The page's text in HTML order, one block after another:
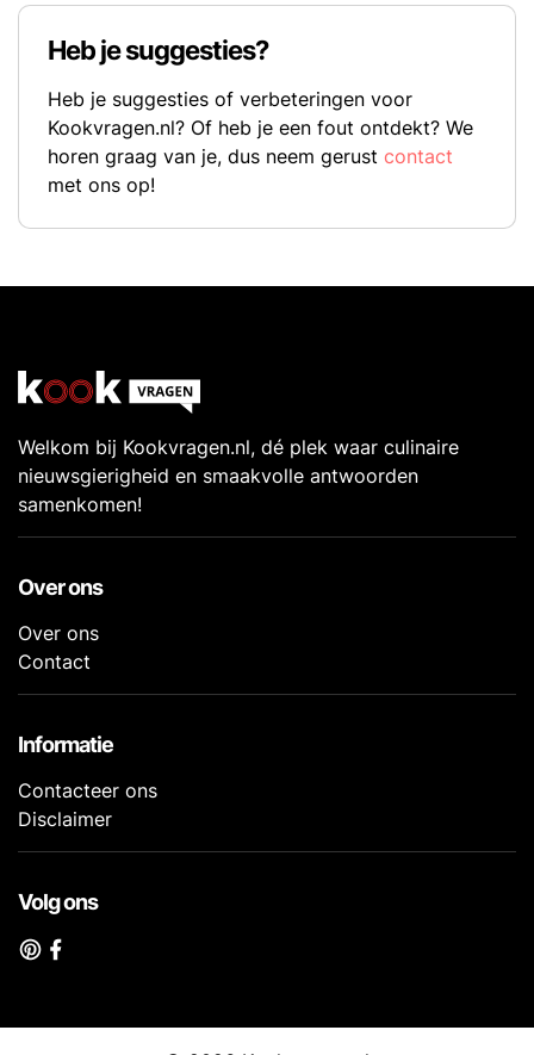
Heb je suggesties?
Heb je suggesties of verbeteringen voor
Kookvragen.nl? Of heb je een fout ontdekt? We
horen graag van je, dus neem gerust contact
met ons op!
Welkom bij Kookvragen.nl, dé plek waar culinaire
nieuwsgierigheid en smaakvolle antwoorden
samenkomen!
Over ons
Over ons
Contact
Informatie
Contacteer ons
Disclaimer
Volg ons